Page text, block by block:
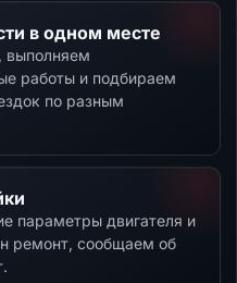
в одном месте
выполняем
работы и подбираем
по разным
параметры двигателя и
ремонт, сообщаем об